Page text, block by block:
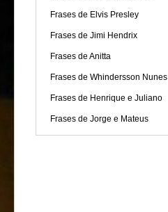
Frases de Elvis Presley
Frases de Jimi Hendrix
Frases de Anitta
Frases de Whindersson Nunes
Frases de Henrique e Juliano
Frases de Jorge e Mateus